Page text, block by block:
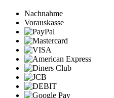
Nachnahme
Vorauskasse